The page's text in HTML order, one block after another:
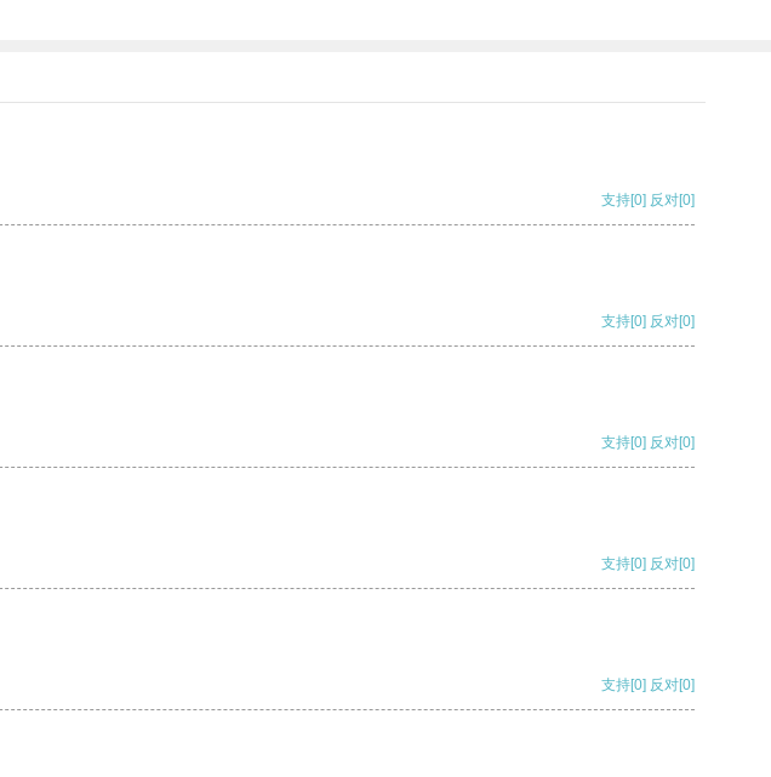
支持[0] 反对[0]
支持[0] 反对[0]
支持[0] 反对[0]
支持[0] 反对[0]
支持[0] 反对[0]